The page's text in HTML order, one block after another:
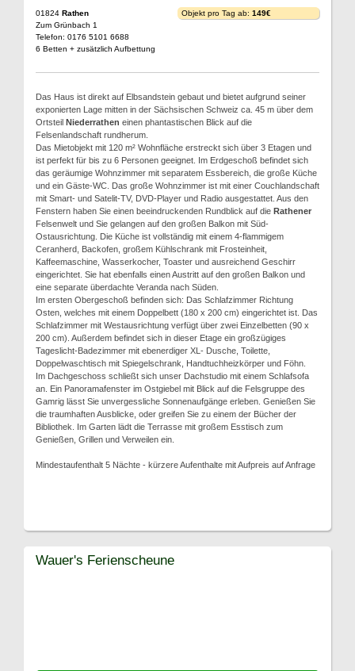
01824 Rathen
Zum Grünbach 1
Telefon: 0176 5101 6688
6 Betten + zusätzlich Aufbettung
Objekt pro Tag ab: 149€
Das Haus ist direkt auf Elbsandstein gebaut und bietet aufgrund seiner
exponierten Lage mitten in der Sächsischen Schweiz ca. 45 m über dem
Ortsteil Niederrathen einen phantastischen Blick auf die
Felsenlandschaft rundherum.
Das Mietobjekt mit 120 m² Wohnfläche erstreckt sich über 3 Etagen und
ist perfekt für bis zu 6 Personen geeignet. Im Erdgeschoß befindet sich
das geräumige Wohnzimmer mit separatem Essbereich, die große Küche
und ein Gäste-WC. Das große Wohnzimmer ist mit einer Couchlandschaft
mit Smart- und Satelit-TV, DVD-Player und Radio ausgestattet. Aus den
Fenstern haben Sie einen beeindruckenden Rundblick auf die Rathener
Felsenwelt und Sie gelangen auf den großen Balkon mit Süd-
Ostausrichtung. Die Küche ist vollständig mit einem 4-flammigem
Ceranherd, Backofen, großem Kühlschrank mit Frosteinheit,
Kaffeemaschine, Wasserkocher, Toaster und ausreichend Geschirr
eingerichtet. Sie hat ebenfalls einen Austritt auf den großen Balkon und
eine separate überdachte Veranda nach Süden.
Im ersten Obergeschoß befinden sich: Das Schlafzimmer Richtung
Osten, welches mit einem Doppelbett (180 x 200 cm) eingerichtet ist. Das
Schlafzimmer mit Westausrichtung verfügt über zwei Einzelbetten (90 x
200 cm). Außerdem befindet sich in dieser Etage ein großzügiges
Tageslicht-Badezimmer mit ebenerdiger XL- Dusche, Toilette,
Doppelwaschtisch mit Spiegelschrank, Handtuchheizkörper und Föhn.
Im Dachgeschoss schließt sich unser Dachstudio mit einem Schlafsofa
an. Ein Panoramafenster im Ostgiebel mit Blick auf die Felsgruppe des
Gamrig lässt Sie unvergessliche Sonnenaufgänge erleben. Genießen Sie
die traumhaften Ausblicke, oder greifen Sie zu einem der Bücher der
Bibliothek. Im Garten lädt die Terrasse mit großem Esstisch zum
Genießen, Grillen und Verweilen ein.
Mindestaufenthalt 5 Nächte - kürzere Aufenthalte mit Aufpreis auf Anfrage
Wauer's Ferienscheune